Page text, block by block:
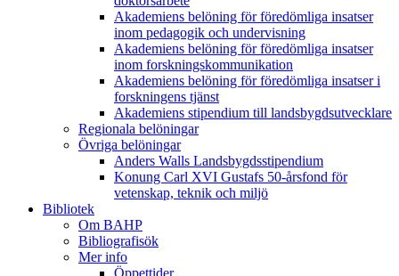
Akademiens belöning för föredömliga insatser
inom pedagogik och undervisning
Akademiens belöning för föredömliga insatser
inom forskningskommunikation
Akademiens belöning för föredömliga insatser i
forskningens tjänst
Akademiens stipendium till landsbygdsutvecklare
Regionala belöningar
Övriga belöningar
Anders Walls Landsbygdsstipendium
Konung Carl XVI Gustafs 50-årsfond för
vetenskap, teknik och miljö
Bibliotek
Om BAHP
Bibliografisök
Mer info